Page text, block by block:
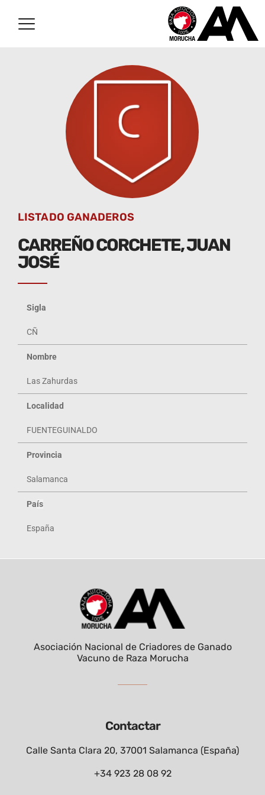
LISTADO GANADEROS
CARREÑO CORCHETE, JUAN
JOSÉ
Sigla
CÑ
Nombre
Las Zahurdas
Localidad
FUENTEGUINALDO
Provincia
Salamanca
País
España
Contactar
Calle Santa Clara 20, 37001 Salamanca (España)
+34 923 28 08 92
Asociación Nacional de Criadores de Ganado
Vacuno de Raza Morucha